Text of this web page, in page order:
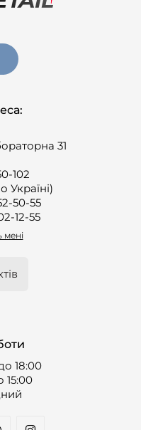
31
102
Україні)
50-55
12-55
мені
18:00
15:00